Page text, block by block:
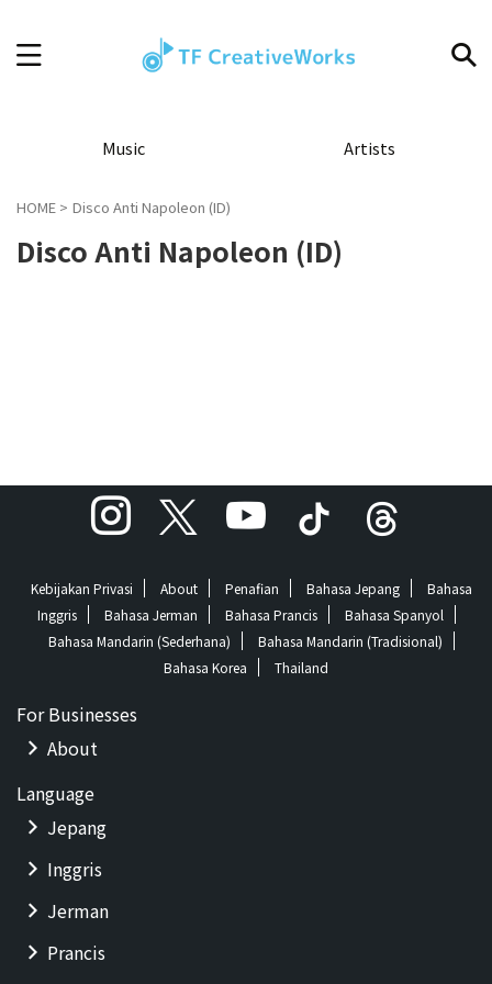
Music Artists
HOME > Disco Anti Napoleon (ID)
Disco Anti Napoleon (ID)
Kebijakan Privasi About Penafian Bahasa Jepang
Bahasa
Inggris
Bahasa Jerman Bahasa Prancis
Bahasa Spanyol
Bahasa Mandarin (Sederhana)
Bahasa Mandarin (Tradisional)
Bahasa Korea
Thailand
For Businesses
About
Language
Jepang
Inggris
Jerman
Prancis